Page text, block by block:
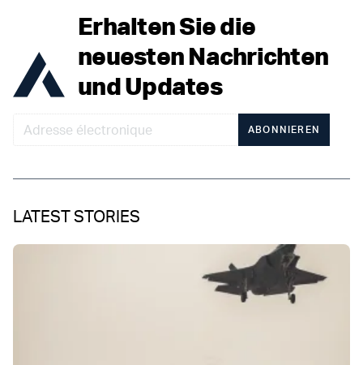
Erhalten Sie die
neuesten Nachrichten
und Updates
ABONNIEREN
LATEST STORIES